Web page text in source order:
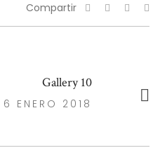
Compartir
Gallery 10
6 ENERO 2018